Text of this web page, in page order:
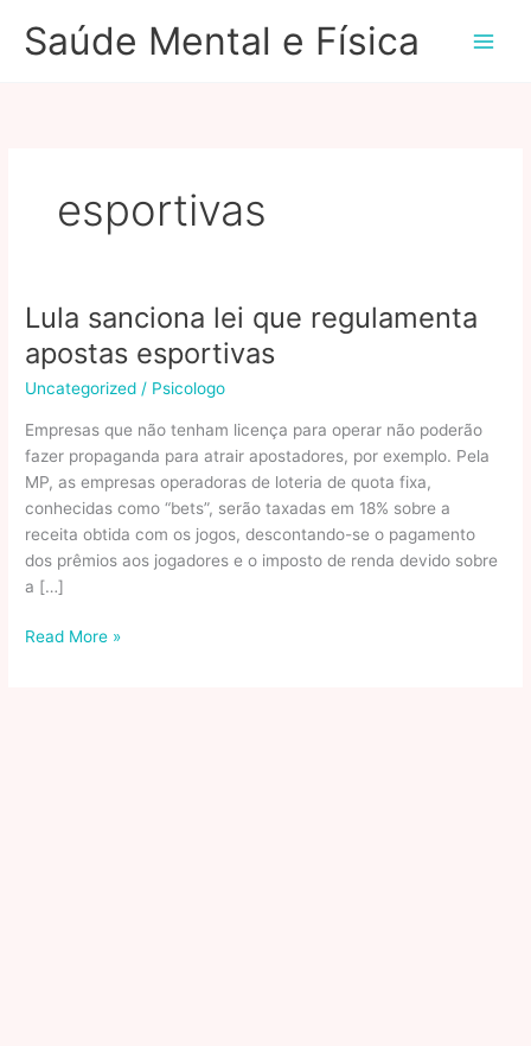
paraSaúde Mental e Física
esportivas
Lula sanciona lei que regulamenta
apostas esportivas
Uncategorized / Psicologo
Empresas que não tenham licença para operar não poderão
fazer propaganda para atrair apostadores, por exemplo. Pela
MP, as empresas operadoras de loteria de quota fixa,
conhecidas como “bets”, serão taxadas em 18% sobre a
receita obtida com os jogos, descontando-se o pagamento
dos prêmios aos jogadores e o imposto de renda devido sobre
a […]
Lula
Read More »